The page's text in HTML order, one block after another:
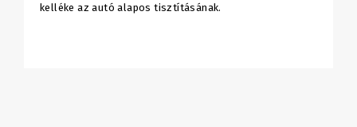
kelléke az autó alapos tisztításának.